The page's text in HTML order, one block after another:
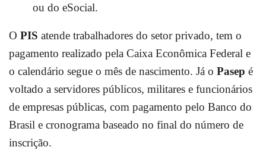
ou do eSocial.
O PIS atende trabalhadores do setor privado, tem o
pagamento realizado pela Caixa Econômica Federal e
o calendário segue o mês de nascimento. Já o Pasep é
voltado a servidores públicos, militares e funcionários
de empresas públicas, com pagamento pelo Banco do
Brasil e cronograma baseado no final do número de
inscrição.